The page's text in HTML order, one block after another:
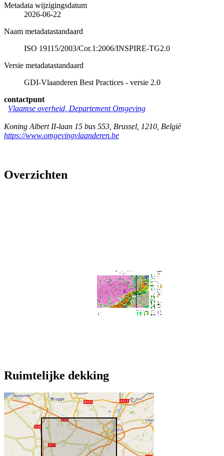
Metadata wijzigingsdatum
2026-06-22
Naam metadatastandaard
ISO 19115/2003/Cor.1:2006/INSPIRE-TG2.0
Versie metadatastandaard
GDI-Vlaanderen Best Practices - versie 2.0
contactpunt
Vlaamse overheid, Departement Omgeving
Koning Albert II-laan 15 bus 553 Brussel 1210 België
https://www.omgevingvlaanderen.be
Overzichten
Ruimtelijke dekking